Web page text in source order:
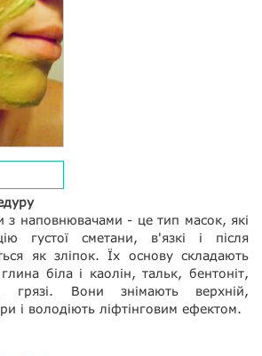
з наповнювачами - це тип масок, які
густої сметани, в'язкі і після
як зліпок. Їх основу складають
біла і каолін, тальк, бентоніт,
грязі. Вони знімають верхній,
і володіють ліфтінговим ефектом.